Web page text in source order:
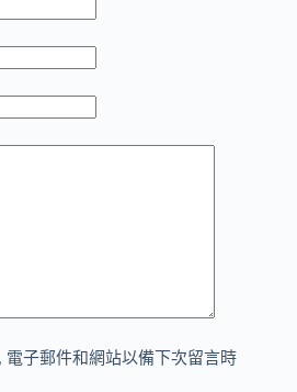
電子郵件和網站以備下次留言時